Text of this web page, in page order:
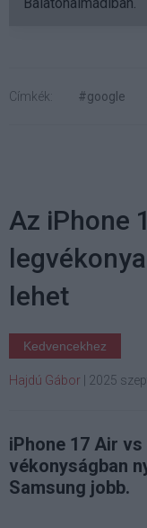
Címkék: #google
Az iPhone
lehet
Kedvencekhez
Hajdú Gábor 2025
iPhone 17 Air vs
vékonyságban
Samsung jobb.